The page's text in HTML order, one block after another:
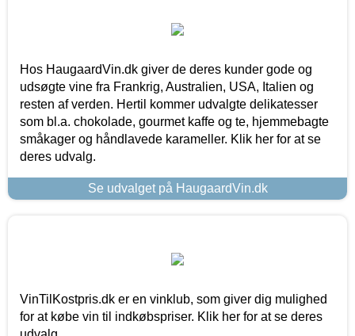
Hos HaugaardVin.dk giver de deres kunder gode og
udsøgte vine fra Frankrig, Australien, USA, Italien og
resten af verden. Hertil kommer udvalgte delikatesser
som bl.a. chokolade, gourmet kaffe og te, hjemmebagte
småkager og håndlavede karameller. Klik her for at se
deres udvalg.
Se udvalget på HaugaardVin.dk
VinTilKostpris.dk er en vinklub, som giver dig mulighed
for at købe vin til indkøbspriser. Klik her for at se deres